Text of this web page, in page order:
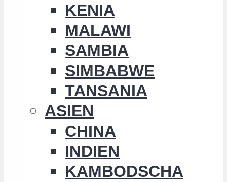
KENIA
MALAWI
SAMBIA
SIMBABWE
TANSANIA
ASIEN
CHINA
INDIEN
KAMBODSCHA